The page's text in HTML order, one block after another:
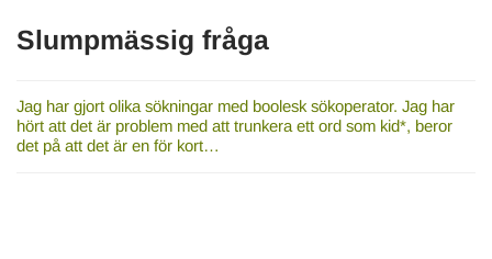
Slumpmässig fråga
Jag har gjort olika sökningar med boolesk sökoperator. Jag har
hört att det är problem med att trunkera ett ord som kid*, beror
det på att det är en för kort…